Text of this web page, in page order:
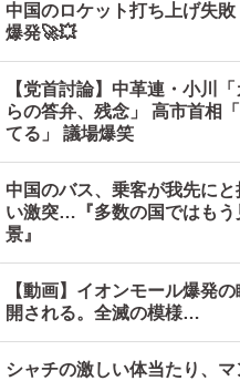
中国のロケット打ち上げ失
爆発🚀💥
【党首討論】中革連・小川
らの答弁、残念」 高市首相
てる」 議場爆笑
中国のバス、乗客が我先に
い激突…『多数の国ではもう
景』
【動画】イオンモール爆発
開される。全滅の模様…
シャチの激しい体当たり、